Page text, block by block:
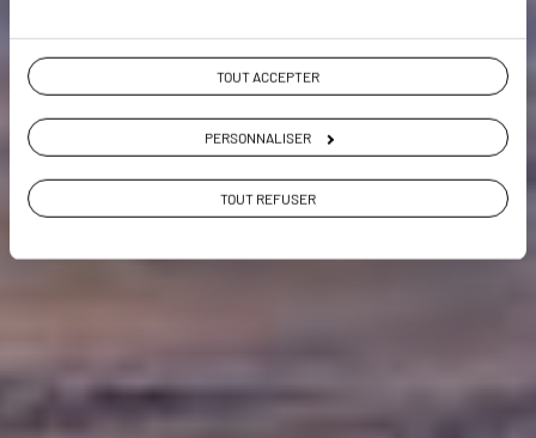
TOUT ACCEPTER
PERSONNALISER
TOUT REFUSER
VOIR LA GALERIE PHOTOS